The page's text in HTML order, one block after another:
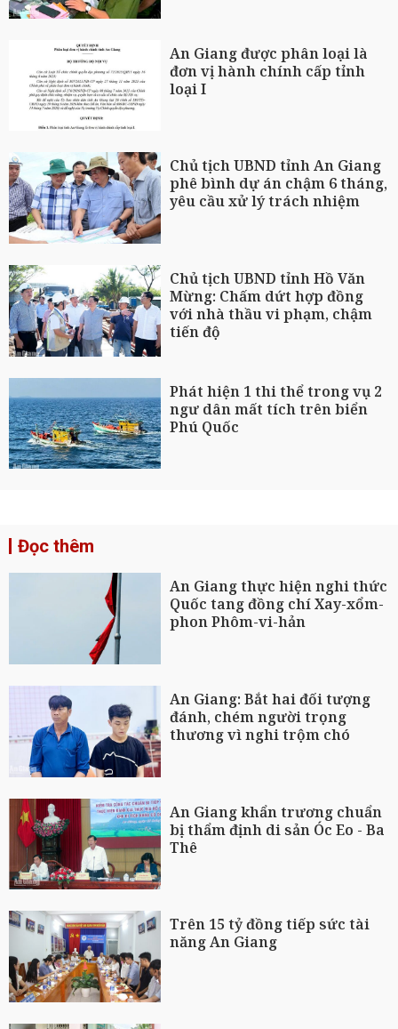
An Giang được phân loại là
đơn vị hành chính cấp tỉnh
loại I
Chủ tịch UBND tỉnh An Giang
phê bình dự án chậm 6 tháng,
yêu cầu xử lý trách nhiệm
Chủ tịch UBND tỉnh Hồ Văn
Mừng: Chấm dứt hợp đồng
với nhà thầu vi phạm, chậm
tiến độ
Phát hiện 1 thi thể trong vụ 2
ngư dân mất tích trên biển
Phú Quốc
Đọc thêm
An Giang thực hiện nghi thức
Quốc tang đồng chí Xay-xổm-
phon Phôm-vi-hản
An Giang: Bắt hai đối tượng
đánh, chém người trọng
thương vì nghi trộm chó
An Giang khẩn trương chuẩn
bị thẩm định di sản Óc Eo - Ba
Thê
Trên 15 tỷ đồng tiếp sức tài
năng An Giang